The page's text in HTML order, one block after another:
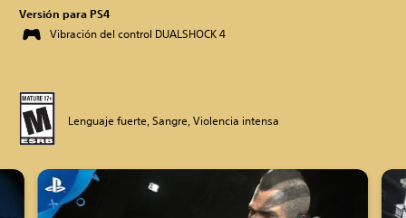
Versión para PS4
Vibración del control DUALSHOCK 4
Lenguaje fuerte, Sangre, Violencia intensa